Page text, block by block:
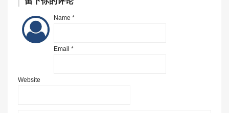
Name *
Email *
Website